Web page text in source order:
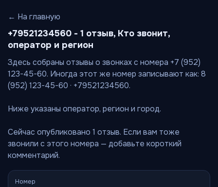
← На главную
+79521234560 - 1 отзыв, Кто звонит,
оператор и регион
Здесь собраны отзывы о звонках с номера +7 (952)
123-45-60. Иногда этот же номер записывают как: 8
(952) 123-45-60 · +79521234560.
Ниже указаны оператор, регион и город.
Сейчас опубликовано 1 отзыв. Если вам тоже
звонили с этого номера — добавьте короткий
комментарий.
Номер